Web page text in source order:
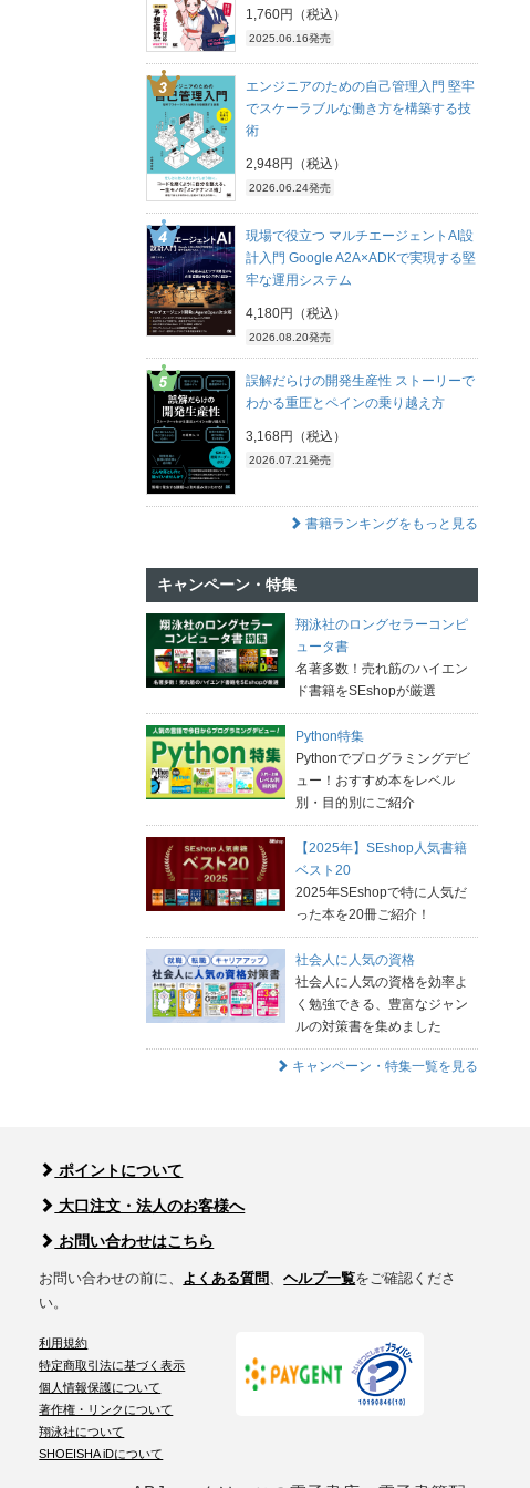
1,760円（税込）
2025.06.16発売
エンジニアのための自己管理入門 堅牢
でスケーラブルな働き方を構築する技
術
2,948円（税込）
2026.06.24発売
現場で役立つ マルチエージェントAI設
計入門 Google A2A×ADKで実現する堅
牢な運用システム
4,180円（税込）
2026.08.20発売
誤解だらけの開発生産性 ストーリーで
わかる重圧とペインの乗り越え方
3,168円（税込）
2026.07.21発売
書籍ランキングをもっと見る
キャンペーン・特集
翔泳社のロングセラーコンピ
ュータ書
名著多数！売れ筋のハイエン
ド書籍をSEshopが厳選
Python特集
Pythonでプログラミングデビ
ュー！おすすめ本をレベル
別・目的別にご紹介
【2025年】SEshop人気書籍
ベスト20
2025年SEshopで特に人気だ
った本を20冊ご紹介！
社会人に人気の資格
社会人に人気の資格を効率よ
く勉強できる、豊富なジャン
ルの対策書を集めました
キャンペーン・特集一覧を見る
ポイントについて
大口注文・法人のお客様へ
お問い合わせはこちら
お問い合わせの前に、 よくある質問、ヘルプ一覧をご確認くださ
い。
利用規約
特定商取引法に基づく表示
個人情報保護について
著作権・リンクについて
翔泳社について
SHOEISHA iDについて